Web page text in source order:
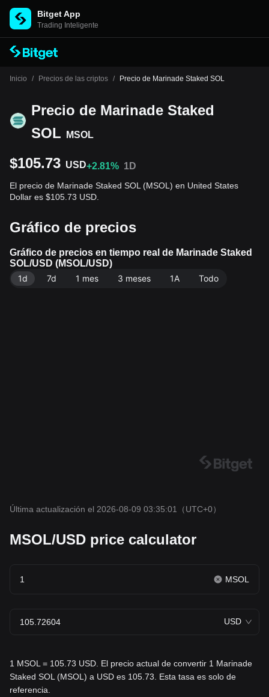
Bitget App
Trading Inteligente
Inicio / Precios de las criptos / Precio de Marinade Staked SOL
Precio de Marinade Staked
SOL
MSOL
$105.73 USD+2.81% 1D
El precio de Marinade Staked SOL (MSOL) en United States
Dollar es $105.73 USD.
Gráfico de precios
Gráfico de precios en tiempo real de Marinade Staked
SOL/USD (MSOL/USD)
1d
7d 1 mes 3 meses 1A Todo
Última actualización el 2026-08-09 03:35:01 （UTC+0）
MSOL/USD price calculator
MSOL
USD
1 MSOL = 105.73 USD. El precio actual de convertir 1 Marinade
Staked SOL (MSOL) a USD es 105.73. Esta tasa es solo de
referencia.